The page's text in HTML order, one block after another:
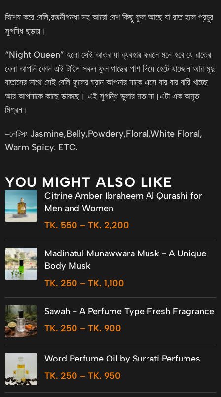
বিশেষ করে বেলি,রজনীগন্ধা সহ আরো বেশ কিছু ফুল আছে যা রাত হলে প্রচুর
সুগন্ধি ছড়ায়।
“Night Queen” হলো সেই আতর যা ব্যবহার করলে মনে হবে যে রাতের
বেলা আপনি কোন এই টাইপ সকল ফুল গাছের পাশ দিয়ে হেটে যাচ্ছেন আর মৃদু
বাতাসের সাথে সেই বেলি ফুলের ঘ্রান আপনার নাকে এসে বার বার বারি খাচ্ছে
আর আপনাকে কাছে ডাকছে। এই সুগন্ধি ভুলার মত না।এটা এক অমৃত
মিশ্রন।
-নোটসঃ Jasmine,Belly,Powdery,Floral,White Floral,
Warm Spicy. ETC.
YOU MIGHT ALSO LIKE
Citrine Amber Ibraheem Al Qurashi for
Men and Women
TK. 550 – TK. 2,200
Madinatul Munawwara Musk - A Unique
Body Musk
TK. 250 – TK. 1,100
Sawah - A Perfume Type Fresh Fragrance
TK. 250 – TK. 900
Word Perfume Oil by Surrati Perfumes
TK. 250 – TK. 950